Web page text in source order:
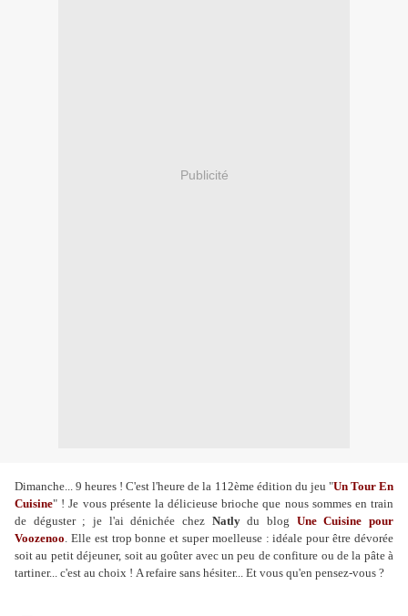
Publicité
Dimanche... 9 heures ! C'est l'heure de la 112ème édition du jeu "Un Tour En
Cuisine" ! Je vous présente la délicieuse brioche que nous sommes en train
de déguster ; je l'ai dénichée chez Natlydu blog Une Cuisine pour
Voozenoo. Elle est trop bonne et super moelleuse : idéale pour être dévorée
soit au petit déjeuner, soit au goûter avec un peu de confiture ou de la pâte à
tartiner... c'est au choix ! A refaire sans hésiter... Et vous qu'en pensez-vous ?